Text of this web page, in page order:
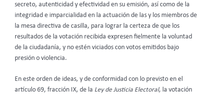
secreto, autenticidad y efectividad en su emisión, así como de la
integridad e imparcialidad en la actuación de las y los miembros de
la mesa directiva de casilla, para lograr la certeza de que los
resultados de la votación recibida expresen fielmente la voluntad
de la ciudadanía, y no estén viciados con votos emitidos bajo
presión o violencia.
En este orden de ideas, y de conformidad con lo previsto en el
artículo 69, fracción IX, de la Ley de Justicia Electoral, la votación